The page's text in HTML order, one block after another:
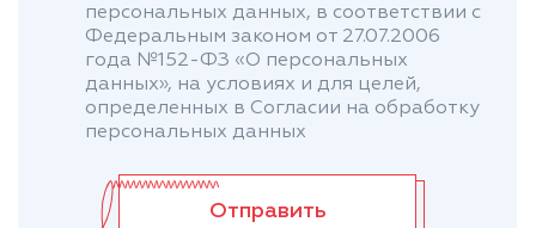
персональных данных, в соответствии с
Федеральным законом от 27.07.2006
года №152-ФЗ «О персональных
данных», на условиях и для целей,
определенных в Согласии на обработку
персональных данных
Отправить